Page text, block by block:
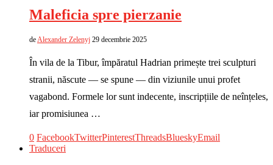
Maleficia spre pierzanie
deAlexander Zelenyj 29 decembrie 2025
În vila de la Tibur, împăratul Hadrian primește trei sculpturi
stranii, născute — se spune — din viziunile unui profet
vagabond. Formele lor sunt indecente, inscripțiile de neînțeles,
iar promisiunea …
0 FacebookTwitterPinterestThreadsBlueskyEmail
Traduceri